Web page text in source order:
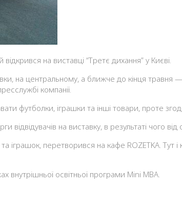
на виставці “Третє дихання” у Києві.
на центральному, а ближче до кінця
компанії.
футболки, іграшки та інші товари, проте
на виставку, в результаті чого
перетворився на кафе ROZETKA. Тут і
внутрішньої освітньої програми Mini MBA.